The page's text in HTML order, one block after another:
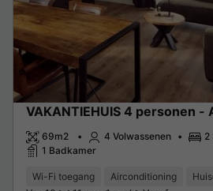
VAKANTIEHUIS 4 personen -
69m2 4 Volwassenen
2
1 Badkamer
Wi-Fi toegang Airconditioning